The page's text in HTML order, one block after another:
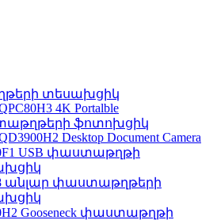
տեսախցիկ
4K Portalble
ֆոտոխցիկ
Desktop Document Camera
USB փաստաթղթի
անլար փաստաթղթերի
Gooseneck փաստաթղթի